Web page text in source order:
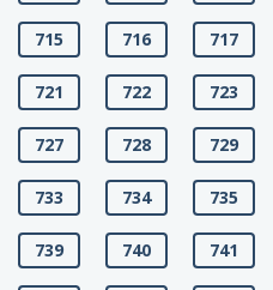
715 716 717
721 722 723
727 728 729
733 734 735
739 740 741